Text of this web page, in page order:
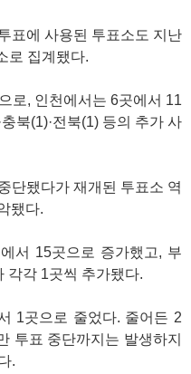
표에 사용된 투표소도 지난
로 집계됐다.
로, 인천에서는 6곳에서 11
북(1)·전북(1) 등의 추가 사
단됐다가 재개된 투표소 역
됐다.
서 15곳으로 증가했고, 부
각각 1곳씩 추가됐다.
1곳으로 줄었다. 줄어든 2
투표 중단까지는 발생하지
.